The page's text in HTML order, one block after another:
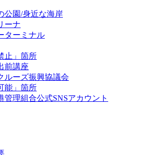
公園/身近な海岸
ーナ
ターミナル
止」箇所
前講座
ルーズ振興協議会
能」箇所
管理組合公式SNSアカウント